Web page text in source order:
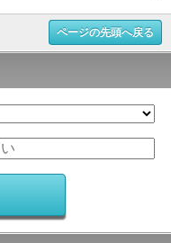
ページの先頭へ戻る